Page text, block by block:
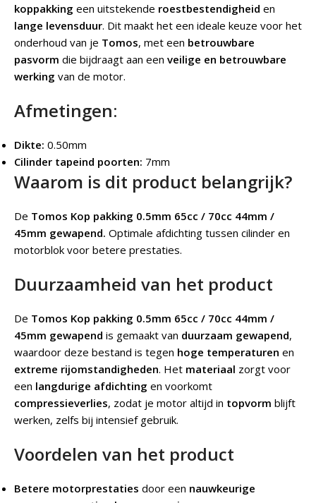
koppakking een uitstekende roestbestendigheid en
lange levensduur. Dit maakt het een ideale keuze voor het
onderhoud van je Tomos, met een betrouwbare
pasvorm die bijdraagt aan een veilige en betrouwbare
werking van de motor.
Afmetingen:
Dikte: 0.50mm
Cilinder tapeind poorten: 7mm
Waarom is dit product belangrijk?
De Tomos Kop pakking 0.5mm 65cc / 70cc 44mm /
45mm gewapend. Optimale afdichting tussen cilinder en
motorblok voor betere prestaties.
Duurzaamheid van het product
De Tomos Kop pakking 0.5mm 65cc / 70cc 44mm /
45mm gewapend is gemaakt van duurzaam gewapend,
waardoor deze bestand is tegen hoge temperaturen en
extreme rijomstandigheden. Het materiaal zorgt voor
een langdurige afdichting en voorkomt
compressieverlies, zodat je motor altijd in topvorm blijft
werken, zelfs bij intensief gebruik.
Voordelen van het product
Betere motorprestaties door een nauwkeurige